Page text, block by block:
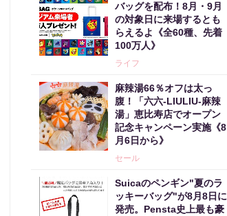
バッグを配布！8月・9月
の対象日に来場するとも
らえるよ《全60種、先着
100万人》
ライフ
麻辣湯66％オフは太っ
腹！「六六-LIULIU-麻辣
湯」恵比寿店でオープン
記念キャンペーン実施《8
月6日から》
セール
Suicaのペンギン"夏のラ
ッキーバッグ"が8月8日に
発売。Pensta史上最も豪